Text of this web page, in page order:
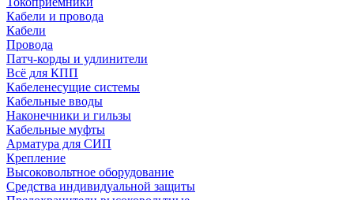
Кабели и провода
Кабели
Провода
Патч-корды и удлинители
Всё для КПП
Кабеленесущие системы
Кабельные вводы
Наконечники и гильзы
Кабельные муфты
Арматура для СИП
Крепление
Высоковольтное оборудование
Средства индивидуальной защиты